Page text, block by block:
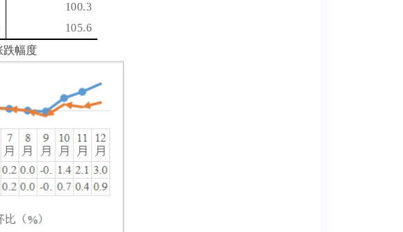
100.3
105.6
跌幅度